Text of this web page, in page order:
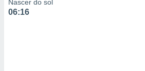
Nascer do sol
06:16